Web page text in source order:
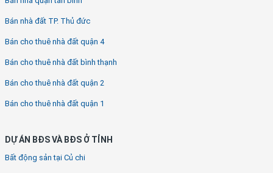
Bán nhà đất TP. Thủ đức
Bán cho thuê nhà đất quận 4
Bán cho thuê nhà đất bình thạnh
Bán cho thuê nhà đất quận 2
Bán cho thuê nhà đất quận 1
DỰ ÁN BĐS VÀ BĐS Ở TỈNH
Bất động sản tại Củ chi